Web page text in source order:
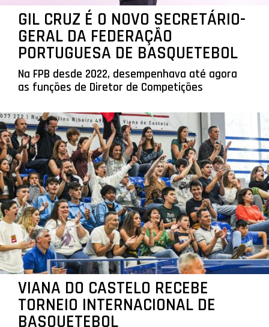
GIL CRUZ É O NOVO SECRETÁRIO-
GERAL DA FEDERAÇÃO
PORTUGUESA DE BASQUETEBOL
Na FPB desde 2022, desempenhava até agora
as funções de Diretor de Competições
VIANA DO CASTELO RECEBE
TORNEIO INTERNACIONAL DE
BASQUETEBOL